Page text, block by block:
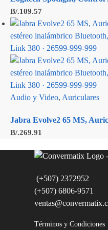
B/.109.57
Audio y Video, Auriculares
Jabra Evolve2 65 MS,
B/.269.91
(+507) 2372952
(+507) 6806-9571
Términos y Condiciones